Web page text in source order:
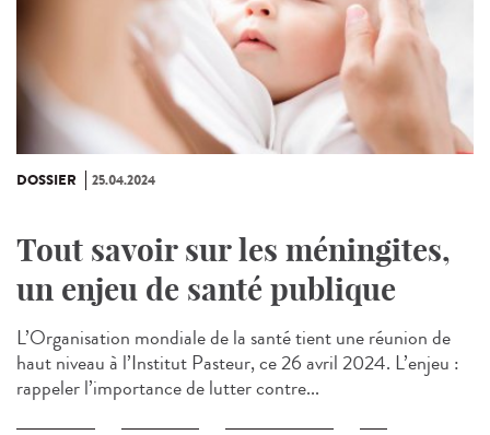
DOSSIER 25.04.2024
Tout savoir sur les méningites,
un enjeu de santé publique
L’Organisation mondiale de la santé tient une réunion de
haut niveau à l’Institut Pasteur, ce 26 avril 2024. L’enjeu :
rappeler l’importance de lutter contre...